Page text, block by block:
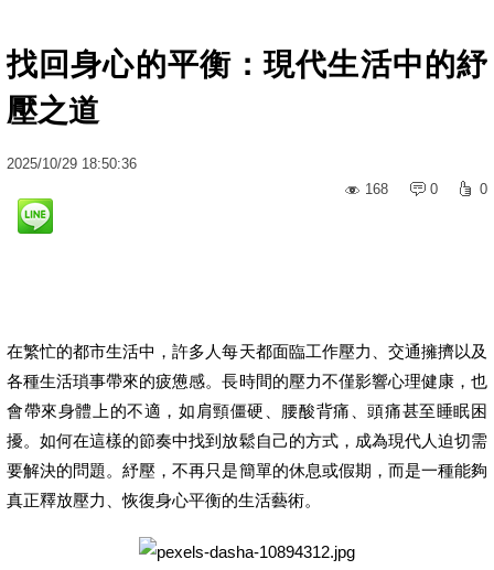
找回身心的平衡：現代生活中的紓
壓之道
2025/10/29 18:50:36
168
0 0
在繁忙的都市生活中，許多人每天都面臨工作壓力、交通擁擠以及
各種生活瑣事帶來的疲憊感。長時間的壓力不僅影響心理健康，也
會帶來身體上的不適，如肩頸僵硬、腰酸背痛、頭痛甚至睡眠困
擾。如何在這樣的節奏中找到放鬆自己的方式，成為現代人迫切需
要解決的問題。紓壓，不再只是簡單的休息或假期，而是一種能夠
真正釋放壓力、恢復身心平衡的生活藝術。